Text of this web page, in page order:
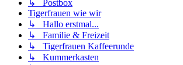
↳ Postbox
Tigerfrauen wie wir
↳ Hallo erstmal...
↳ Familie & Freizeit
↳ Tigerfrauen Kaffeerunde
↳ Kummerkasten